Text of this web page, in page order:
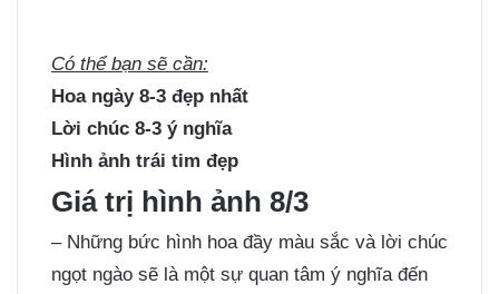
Có thể bạn sẽ cần:
Hoa ngày 8-3 đẹp nhất
Lời chúc 8-3 ý nghĩa
Hình ảnh trái tim đẹp
Giá trị hình ảnh 8/3
– Những bức hình hoa đầy màu sắc và lời chúc
ngọt ngào sẽ là một sự quan tâm ý nghĩa đến